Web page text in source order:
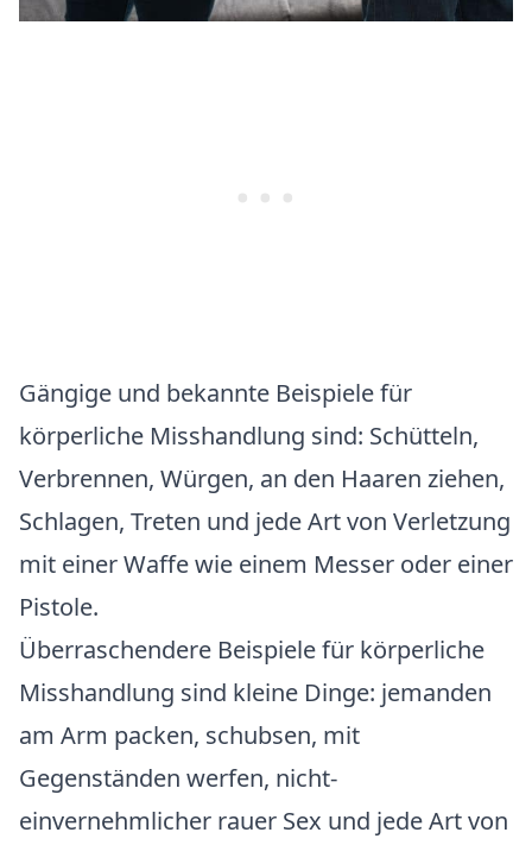
Gängige und bekannte Beispiele für
körperliche Misshandlung sind: Schütteln,
Verbrennen, Würgen, an den Haaren ziehen,
Schlagen, Treten und jede Art von Verletzung
mit einer Waffe wie einem Messer oder einer
Pistole.
Überraschendere Beispiele für körperliche
Misshandlung sind kleine Dinge: jemanden
am Arm packen, schubsen, mit
Gegenständen werfen, nicht-
einvernehmlicher rauer Sex und jede Art von